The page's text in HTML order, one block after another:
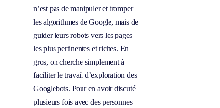
n’est pas de manipuler et tromper
les algorithmes de Google, mais de
guider leurs robots vers les pages
les plus pertinentes et riches. En
gros, on cherche simplement à
faciliter le travail d’exploration des
Googlebots. Pour en avoir discuté
plusieurs fois avec des personnes